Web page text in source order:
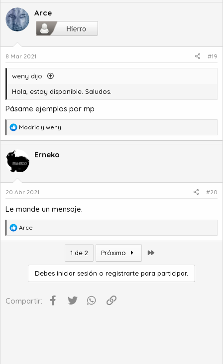
Arce
8 Mar 2021 #19
weny dijo:
Hola, estoy disponible. Saludos.
Pásame ejemplos por mp
R
e
c
i
o
n
s
Modric y weny
Erneko
20 Abr 2021 #20
Le mande un mensaje.
R
e
e
Arce
1 de 2 Próximo
Debes iniciar sesión o registrarte para participar.
Compartir: Facebook
Twitter WhatsApp